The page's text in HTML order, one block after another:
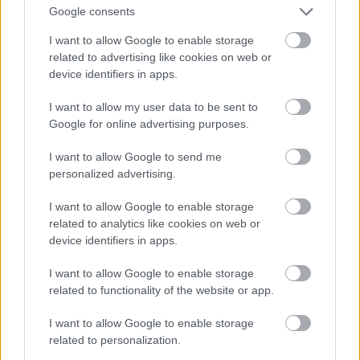
Google consents
I want to allow Google to enable storage
related to advertising like cookies on web or
device identifiers in apps.
I want to allow my user data to be sent to
Google for online advertising purposes.
I want to allow Google to send me
personalized advertising.
I want to allow Google to enable storage
related to analytics like cookies on web or
device identifiers in apps.
I want to allow Google to enable storage
related to functionality of the website or app.
I want to allow Google to enable storage
related to personalization.
egy puskaporos
hordót. A bekövetkező tűzijátékot el lehet képzelni: a
hajó elsüllyedt, vele együtt 350kalóz távozott
huzamosabb időt búvárkodással tölteni. Maga
Morgan megúszta a robbanást és az úszást is, de a
hatalmas emberveszteség miatt le kellett mondani
Cartagenáról.
Másodcélpontként a szintén gazdag
(peches egy hely, ismerjük azért el!) városát szemelte
ki. A rajtaütés sikerült, kalózaink már épp hajóik
fenekébe rakodták a zsákmányt, mikor a zsák alakú
Alonso del Campo, a nyugati-indiai spanyol
hajóhad parancsnoka és flottája, hogy